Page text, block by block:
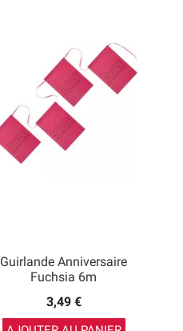
Guirlande Anniversaire
Fuchsia 6m
3,49 €